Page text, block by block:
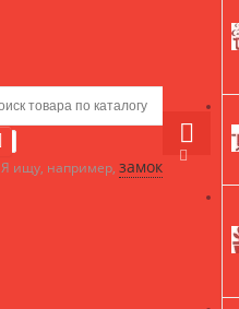
Я ищу, например, замок